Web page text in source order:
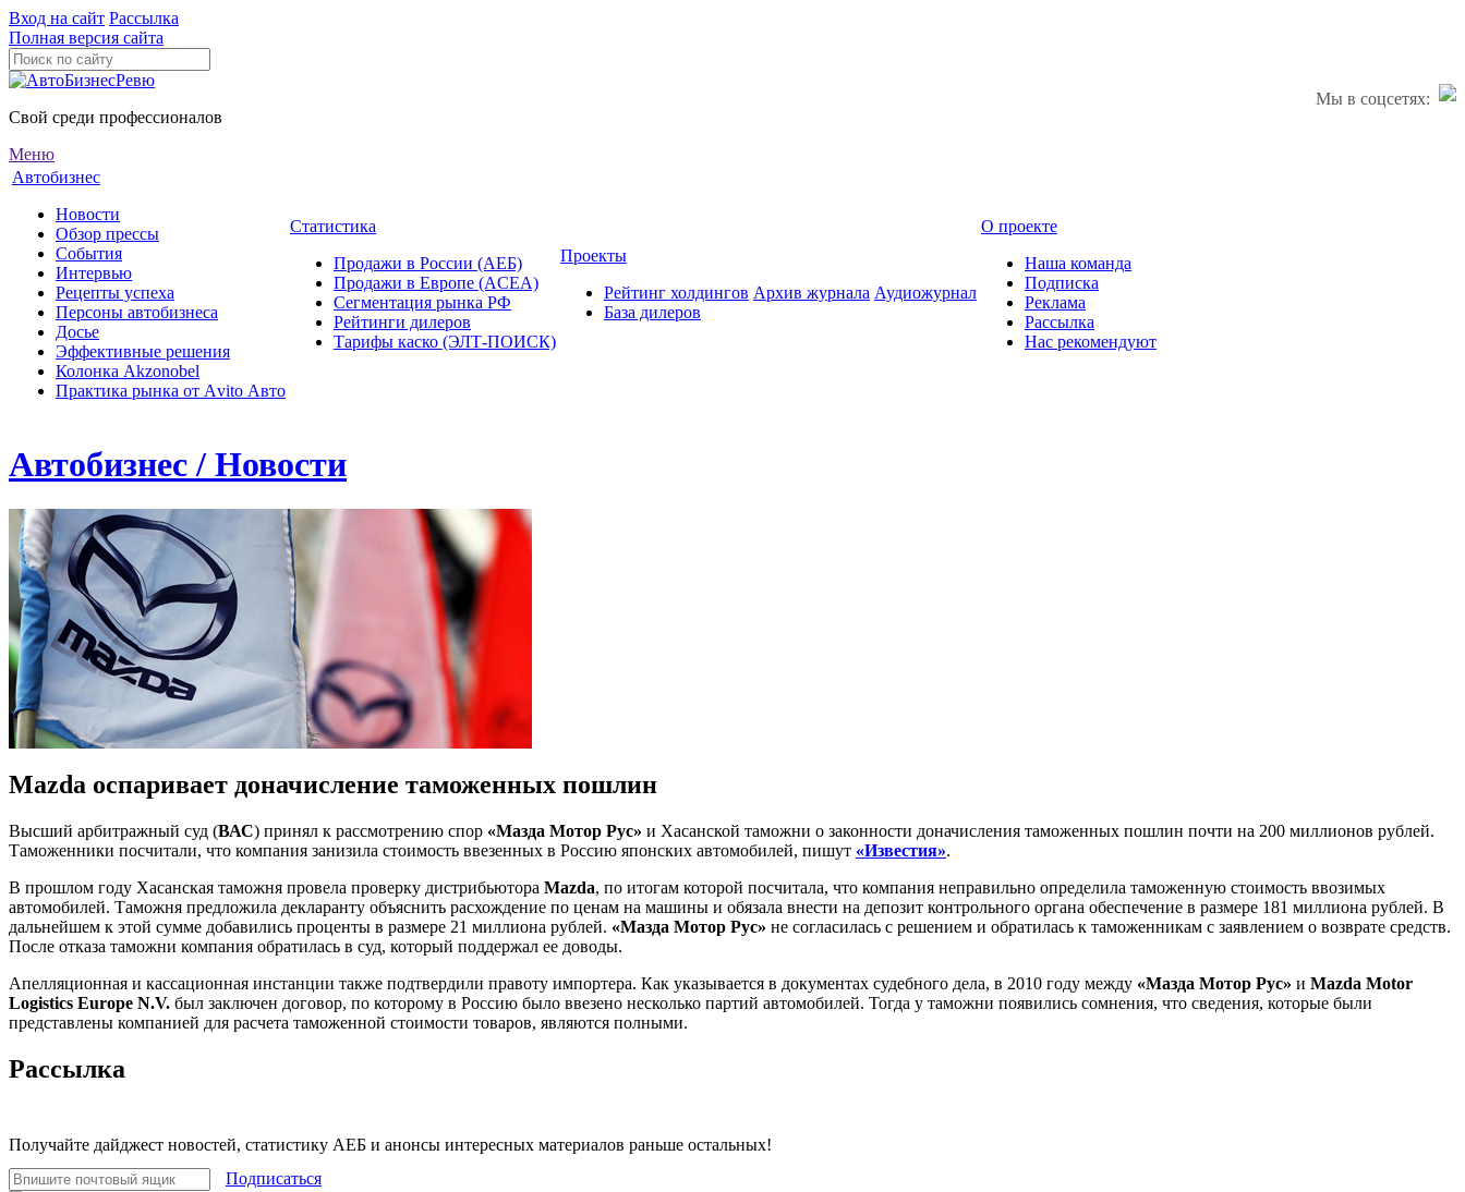
Вход на сайт Рассылка
Полная версия сайта
Мы в соцсетях:
Свой среди профессионалов
Меню
Автобизнес
Новости
Обзор прессы
События
Интервью
Рецепты успеха
Персоны автобизнеса
Досье
Эффективные решения
Колонка Akzonobel
Практика рынка от Аvito Авто
Статистика
Продажи в России (АЕБ)
Продажи в Европе (ACEA)
Сегментация рынка РФ
Рейтинги дилеров
Тарифы каско (ЭЛТ-ПОИСК)
Проекты
Рейтинг холдингов
База дилеров
Архив журнала Аудиожурнал
О проекте
Наша команда
Подписка
Реклама
Рассылка
Нас рекомендуют
Автобизнес / Новости
Mazda оспаривает доначисление таможенных пошлин
Высший арбитражный суд (ВАС) принял к рассмотрению спор «Мазда Мотор Рус» и Хасанской таможни о законности доначисления таможенных пошлин почти на 200 миллионов рублей.
Таможенники посчитали, что компания занизила стоимость ввезенных в Россию японских автомобилей, пишут «Известия».
В прошлом году Хасанская таможня провела проверку дистрибьютора Mazda, по итогам которой посчитала, что компания неправильно определила таможенную стоимость ввозимых
автомобилей. Таможня предложила декларанту объяснить расхождение по ценам на машины и обязала внести на депозит контрольного органа обеспечение в размере 181 миллиона рублей. В
дальнейшем к этой сумме добавились проценты в размере 21 миллиона рублей. «Мазда Мотор Рус» не согласилась с решением и обратилась к таможенникам с заявлением о возврате средств.
После отказа таможни компания обратилась в суд, который поддержал ее доводы.
Апелляционная и кассационная инстанции также подтвердили правоту импортера. Как указывается в документах судебного дела, в 2010 году между «Мазда Мотор Рус» и Mazda Motor
Logistics Europe N.V. был заключен договор, по которому в Россию было ввезено несколько партий автомобилей. Тогда у таможни появились сомнения, что сведения, которые были
представлены компанией для расчета таможенной стоимости товаров, являются полными.
Рассылка
Получайте дайджест новостей, статистику АЕБ и анонсы интересных материалов раньше остальных!
Подписаться